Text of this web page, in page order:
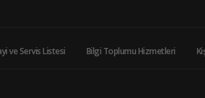
ve Servis Listesi Bilgi Toplumu Hizmetleri